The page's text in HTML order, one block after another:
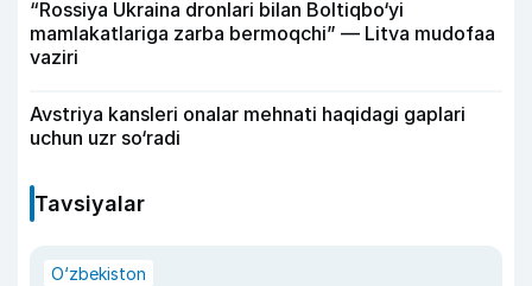
“Rossiya Ukraina dronlari bilan Boltiqbo‘yi
mamlakatlariga zarba bermoqchi” — Litva mudofaa
vaziri
Avstriya kansleri onalar mehnati haqidagi gaplari
uchun uzr so‘radi
Tavsiyalar
O‘zbekiston